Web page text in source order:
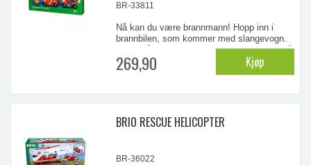
BR-33811
Nå kan du være brannmann! Hopp inn i
brannbilen, som kommer med slangevogn.
Trykk på knappen for sirener og lys. Husk å
sette opp varselsskiltet når du er på
ulykkesstedet.
269,90 Kjøp
BRIO RESCUE HELICOPTER
BR-36022